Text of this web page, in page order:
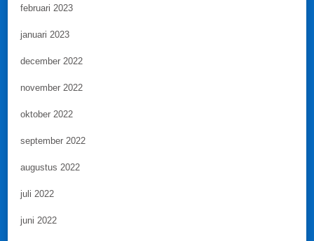
februari 2023
januari 2023
december 2022
november 2022
oktober 2022
september 2022
augustus 2022
juli 2022
juni 2022